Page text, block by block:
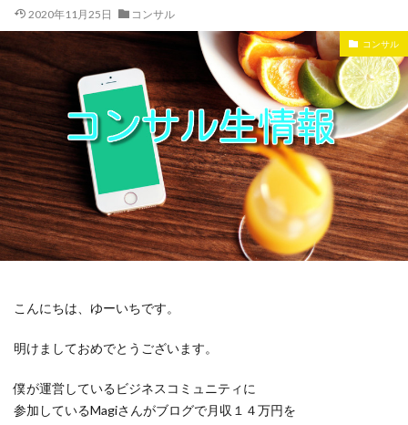
2020年11月25日 コンサル
コンサル
こんにちは、ゆーいちです。
明けましておめでとうございます。
僕が運営しているビジネスコミュニティに
参加しているMagiさんがブログで月収１４万円を